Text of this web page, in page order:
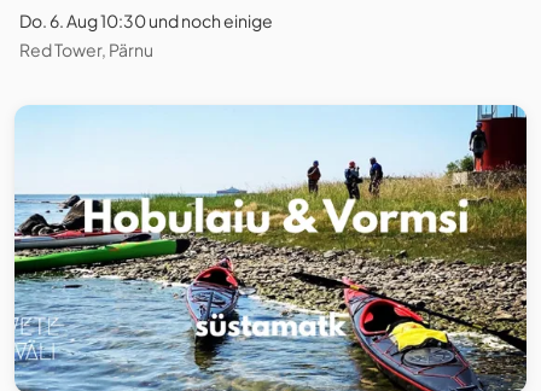
Do. 6. Aug 10:30 und noch einige
Red Tower, Pärnu